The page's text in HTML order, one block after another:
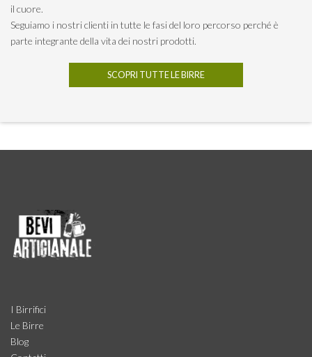
il cuore.
Seguiamo i nostri clienti in tutte le fasi del loro percorso perché è
parte integrante della vita dei nostri prodotti.
SCOPRI TUTTE LE BIRRE
I Birrifici
Le Birre
Blog